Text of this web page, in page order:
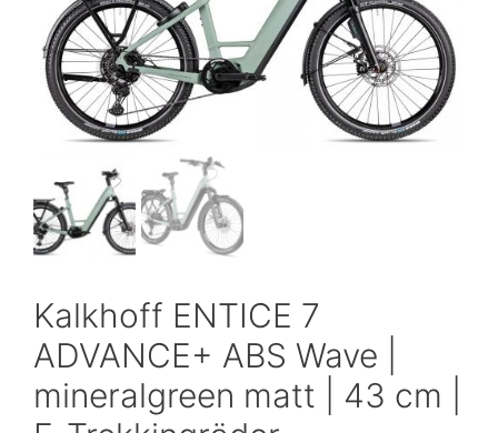
Kalkhoff ENTICE 7
ADVANCE+ ABS Wave |
mineralgreen matt | 43 cm |